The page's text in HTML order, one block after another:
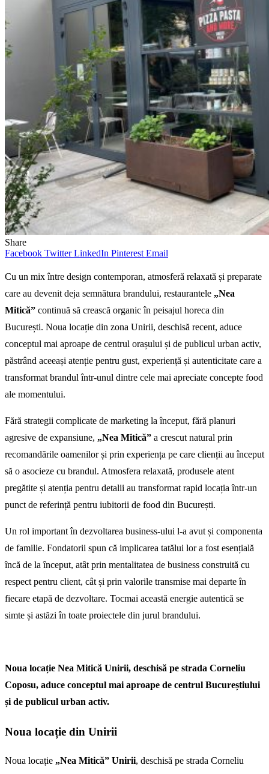
Share
Facebook Twitter LinkedIn Pinterest Email
Cu un mix între design contemporan, atmosferă relaxată și preparate
care au devenit deja semnătura brandului, restaurantele „Nea
Mitică” continuă să crească organic în peisajul horeca din
București. Noua locație din zona Unirii, deschisă recent, aduce
conceptul mai aproape de centrul orașului și de publicul urban activ,
păstrând aceeași atenție pentru gust, experiență și autenticitate care a
transformat brandul într-unul dintre cele mai apreciate concepte food
ale momentului.
Fără strategii complicate de marketing la început, fără planuri
agresive de expansiune, „Nea Mitică” a crescut natural prin
recomandările oamenilor și prin experiența pe care clienții au început
să o asocieze cu brandul. Atmosfera relaxată, produsele atent
pregătite și atenția pentru detalii au transformat rapid locația într-un
punct de referință pentru iubitorii de food din București.
Un rol important în dezvoltarea business-ului l-a avut și componenta
de familie. Fondatorii spun că implicarea tatălui lor a fost esențială
încă de la început, atât prin mentalitatea de business construită cu
respect pentru client, cât și prin valorile transmise mai departe în
fiecare etapă de dezvoltare. Tocmai această energie autentică se
simte și astăzi în toate proiectele din jurul brandului.
Noua locație Nea Mitică Unirii, deschisă pe strada Corneliu
Coposu, aduce conceptul mai aproape de centrul Bucureștiului
și de publicul urban activ.
Noua locație din Unirii
Noua locație „Nea Mitică” Unirii, deschisă pe strada Corneliu